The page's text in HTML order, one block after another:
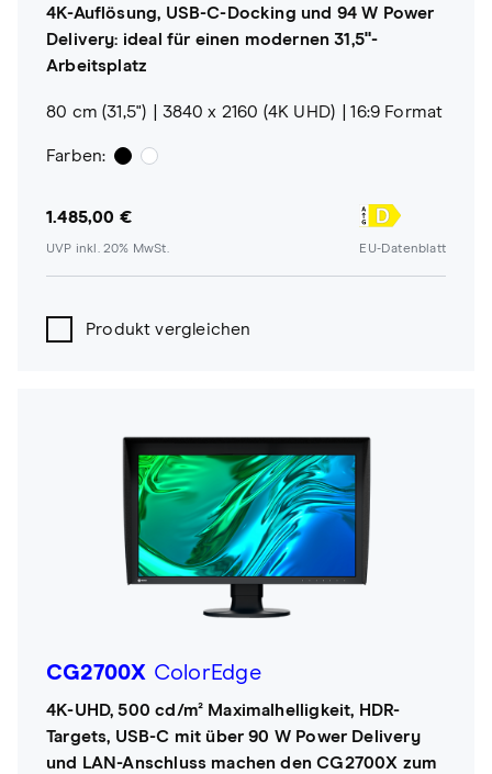
4K-Auflösung, USB-C-Docking und 94 W Power
Delivery: ideal für einen modernen 31,5"-
Arbeitsplatz
80 cm (31,5") 3840 x 2160 (4K UHD) 16:9 Format
Farben:
1.485,00 €
UVP inkl. 20% MwSt. EU-Datenblatt
Produkt vergleichen
CG2700X ColorEdge
4K-UHD, 500 cd/m² Maximalhelligkeit, HDR-
Targets, USB-C mit über 90 W Power Delivery
und LAN-Anschluss machen den CG2700X zum